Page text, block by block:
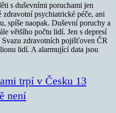
s duševními poruchami jen
psychiatrické péče, ani
spíše naopak. Duševní poruchy a
většího počtu lidí. Jen s depresí
zdravotních pojišťoven ČR
lidí. A alarmující data jsou
trpí v Česku 13
není